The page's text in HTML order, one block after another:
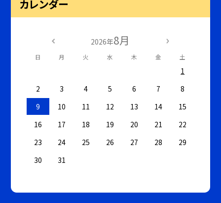
カレンダー
2026年8月
日 月 火 水 木 金 土
1
2
3 4 5 6 7
8
9
10 11 12 13 14
15
16
17 18 19 20 21
22
23
24 25 26 27 28
29
30
31